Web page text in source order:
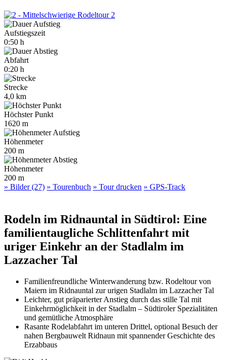
2
Aufstiegszeit
0:50 h
Abfahrt
0:20 h
Strecke
4,0 km
Höchster Punkt
1620 m
Höhenmeter
200 m
Höhenmeter
200 m
» Bilder (27) » Tourenbuch » Tour drucken » GPS-Track
Rodeln im Ridnauntal in Südtirol: Eine
familientaugliche Schlittenfahrt mit
uriger Einkehr an der Stadlalm im
Lazzacher Tal
Familienfreundliche Winterwanderung bzw. Rodeltour von
Maiern im Ridnauntal zur urigen Stadlalm im Lazzacher Tal
Leichter, gut präparierter Anstieg durch das stille Tal mit
Einkehrmöglichkeit in der Stadlalm – Südtiroler Spezialitäten
und gemütliche Atmosphäre
Rasante Rodelabfahrt im unteren Drittel, optional Besuch der
nahen Bergbauwelt Ridnaun mit spannender Geschichte des
Erzabbaus